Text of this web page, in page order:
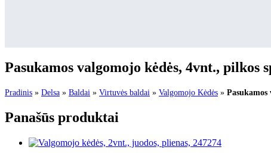
Pasukamos valgomojo kėdės, 4vnt., pilkos
Pradinis » Delsa » Baldai » Virtuvės baldai » Valgomojo Kėdės » Pasukamos
Panašūs produktai